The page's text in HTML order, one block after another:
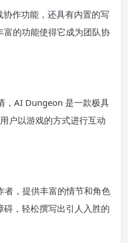
作功能，还具有内置的写
的功能使得它成为团队协
，AI Dungeon 是一款极具
户以游戏的方式进行互动
，提供丰富的情节和角色
，轻松撰写出引人入胜的